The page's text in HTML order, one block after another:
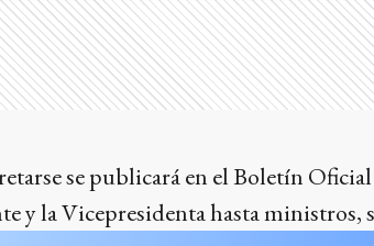
se publicará en el Boletín
y la Vicepresidenta hasta ministros,